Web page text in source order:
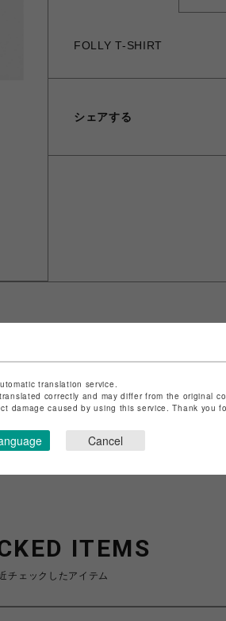
FOLLY T-SHIRT
シェアする
づく表記はこちら
ちら
ITEMS
チェックしたアイテム
translation service.
correctly and may differ from the original
damage caused by using this service. Thank you
Cancel